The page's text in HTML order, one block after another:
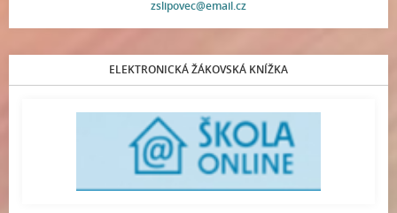
zslipovec@email.cz
ELEKTRONICKÁ ŽÁKOVSKÁ KNÍŽKA